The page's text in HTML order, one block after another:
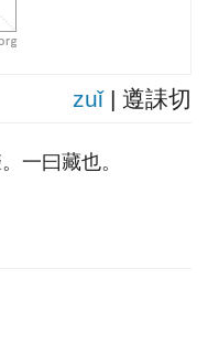
zuǐ| 遵誄切
一曰藏也。